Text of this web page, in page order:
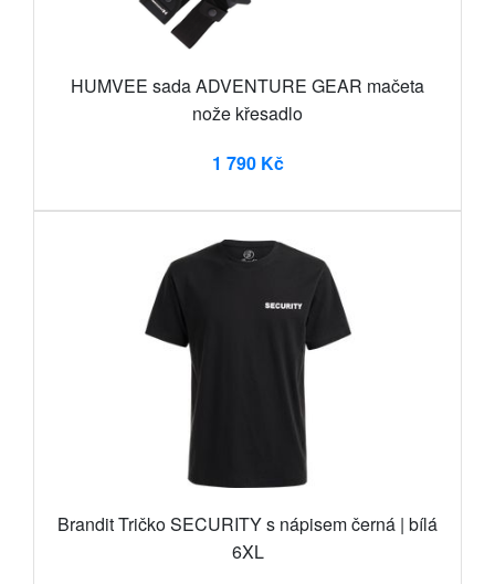
HUMVEE sada ADVENTURE GEAR mačeta
nože křesadlo
1 790 Kč
Brandit Tričko SECURITY s nápisem černá | bílá
6XL